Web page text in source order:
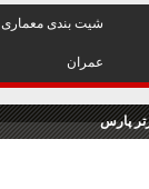
شيت بندی معماری
عمران
پارس